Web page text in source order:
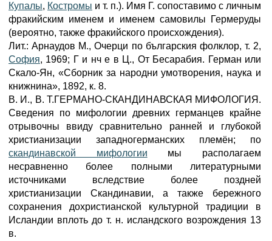
Купалы, Костромы и т. п.). Имя Г. сопоставимо с личным
фракийским именем и именем самовилы Гермеруды
(вероятно, также фракийского происхождения).
Лит.: Арнаудов М., Очерци по българския фолклор, т. 2,
София, 1969; Г и нч e в Ц., От Бесарабия. Герман или
Скало-Ян, «Сборник за народни умотворения, наука и
книжнина», 1892, к. 8.
В. И., В. Т.ГЕРМАНО-СКАНДИНАВСКАЯ МИФОЛОГИЯ.
Сведения по мифологии древних германцев крайне
отрывочны ввиду сравнительно ранней и глубокой
христианизации западногерманских племён; по
скандинавской мифологии мы располагаем
несравненно более полными литературными
источниками вследствие более поздней
христианизации Скандинавии, а также бережного
сохранения дохристианской культурной традиции в
Исландии вплоть до т. н. исландского возрождения 13
в.